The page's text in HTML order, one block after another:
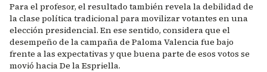
Para el profesor, el resultado también revela la debilidad de
la clase política tradicional para movilizar votantes en una
elección presidencial. En ese sentido, considera que el
desempeño de la campaña de Paloma Valencia fue bajo
frente a las expectativas y que buena parte de esos votos se
movió hacia De la Espriella.